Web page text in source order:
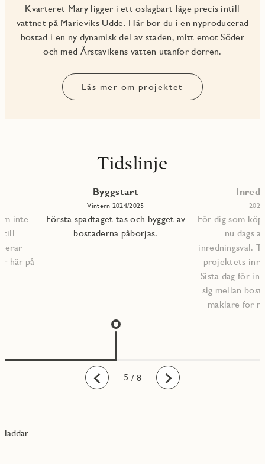
Kvarteret Mary ligger i ett oslagbart läge precis intill
vattnet på Marieviks Udde. Här bor du i en nyproducerad
bostad i en ny dynamisk del av staden, mitt emot Söder
och med Årstavikens vatten utanför dörren.
Läs mer om projektet
Tidslinje
Bakåt
inte
till
här på
Byggstart
Vintern 2024/2025
Första spadtaget tas och bygget av
bostäderna påbörjas.
För dig som
nu dags
inredningsval.
projektets
Sista dag för
sig mellan
mäklare för
Framåt
1
2
3
4
5
6
7
8 / 8
laddar